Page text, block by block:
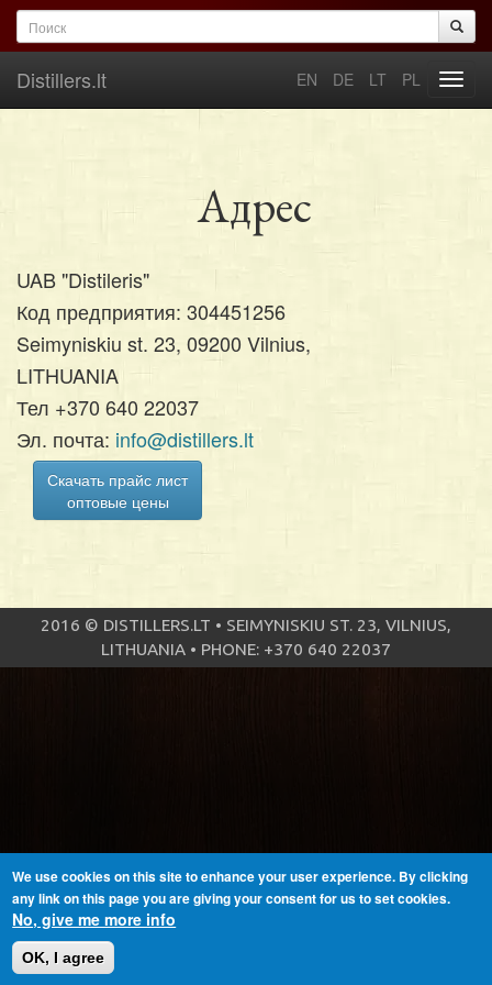
Перейти к основному содержанию
Форма поиска
Distillers.lt EN DE LT PL
Адрес
UAB "Distileris"
Код предприятия: 304451256
Seimyniskiu st. 23, 09200 Vilnius,
LITHUANIA
Тел +370 640 22037
Эл. почта: info@distillers.lt
Скачать прайс лист
оптовые цены
2016 © DISTILLERS.LT • SEIMYNISKIU ST. 23, VILNIUS,
LITHUANIA • PHONE: +370 640 22037
We use cookies on this site to enhance your user experience. By clicking
any link on this page you are giving your consent for us to set cookies.
No, give me more info
OK, I agree